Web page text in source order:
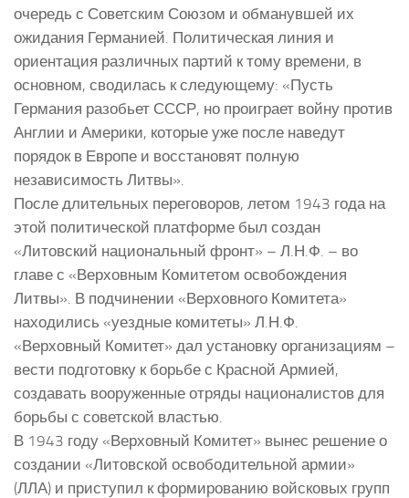
очередь с Советским Союзом и обманувшей их
ожидания Германией. Политическая линия и
ориентация различных партий к тому времени, в
основном, сводилась к следующему: «Пусть
Германия разобьет СССР, но проиграет войну против
Англии и Америки, которые уже после наведут
порядок в Европе и восстановят полную
независимость Литвы».
После длительных переговоров, летом 1943 года на
этой политической платформе был создан
«Литовский национальный фронт» – Л.Н.Ф. – во
главе с «Верховным Комитетом освобождения
Литвы». В подчинении «Верховного Комитета»
находились «уездные комитеты» Л.Н.Ф.
«Верховный Комитет» дал установку организациям –
вести подготовку к борьбе с Красной Армией,
создавать вооруженные отряды националистов для
борьбы с советской властью.
В 1943 году «Верховный Комитет» вынес решение о
создании «Литовской освободительной армии»
(ЛЛА) и приступил к формированию войсковых групп